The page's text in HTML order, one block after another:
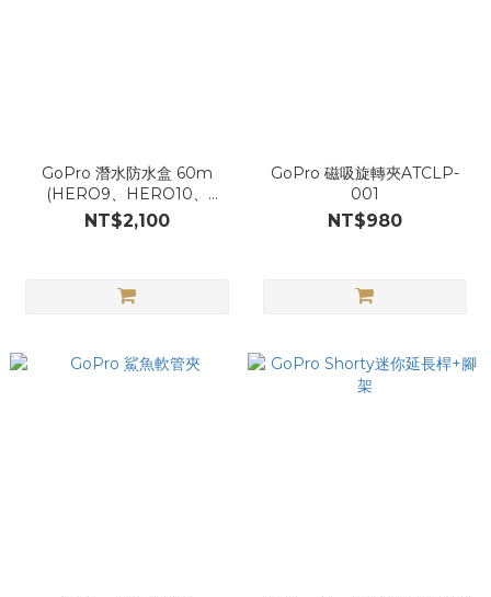
GoPro 潛水防水盒 60m
(HERO9、HERO10、
HERO11 Black)ADDIV-001
NT$2,100
GoPro 磁吸旋轉夾ATCLP-
001
NT$980